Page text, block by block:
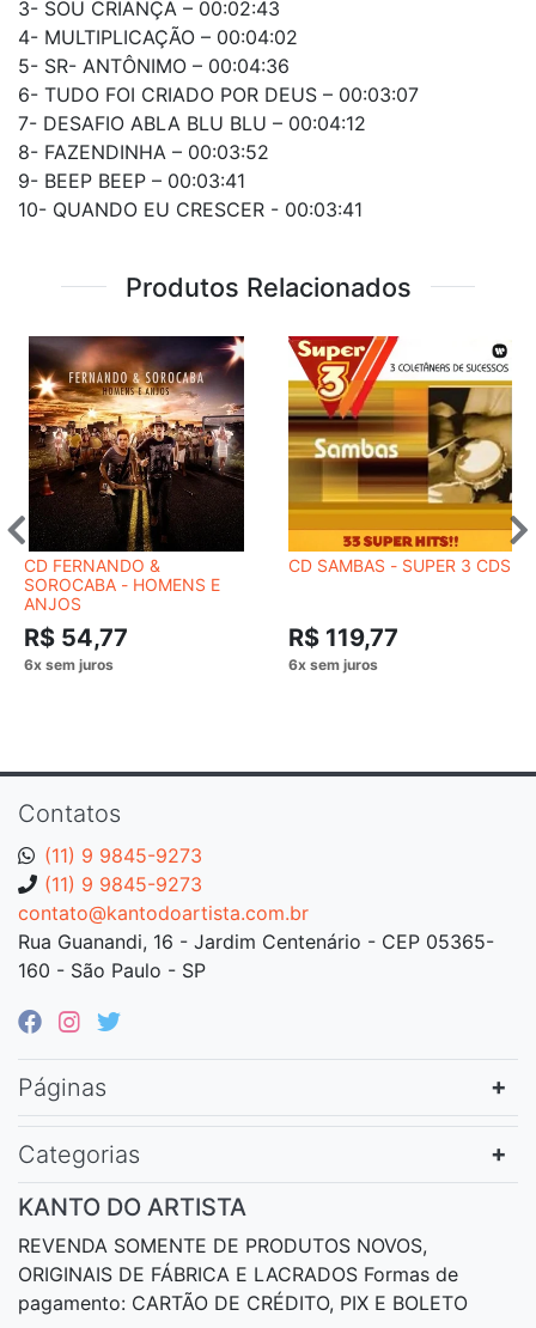
3- SOU CRIANÇA – 00:02:43
4- MULTIPLICAÇÃO – 00:04:02
5- SR- ANTÔNIMO – 00:04:36
6- TUDO FOI CRIADO POR DEUS – 00:03:07
7- DESAFIO ABLA BLU BLU – 00:04:12
8- FAZENDINHA – 00:03:52
9- BEEP BEEP – 00:03:41
10- QUANDO EU CRESCER - 00:03:41
Produtos Relacionados
CD FERNANDO &
SOROCABA - HOMENS E
ANJOS
R$ 54,77
CD SAMBAS - SUPER 3 CDS
R$ 119,77
Contatos
(11) 9 9845-9273
(11) 9 9845-9273
contato@kantodoartista.com.br
Rua Guanandi, 16 - Jardim Centenário - CEP 05365-
160 - São Paulo - SP
Páginas
Categorias
KANTO DO ARTISTA
REVENDA SOMENTE DE PRODUTOS NOVOS,
ORIGINAIS DE FÁBRICA E LACRADOS Formas de
pagamento: CARTÃO DE CRÉDITO, PIX E BOLETO